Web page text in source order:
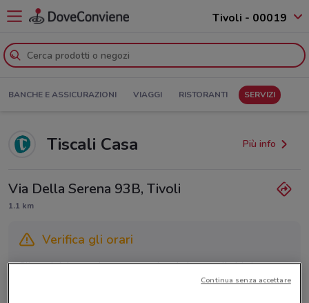
Tivoli - 00019
BANCHE E ASSICURAZIONI VIAGGI RISTORANTI SERVIZI
Tiscali Casa Più info
Via Della Serena 93B, Tivoli
1.1 km
Verifica gli orari
Gli orari dei negozi possono variare in base agli ultimi
provvedimenti regionali o nazionali. Verifica l’accuratezza
Continua senza accettare